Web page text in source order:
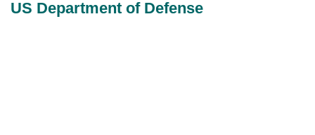
US Department of Defense